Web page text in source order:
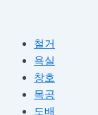
철거
욕실
창호
목공
도배